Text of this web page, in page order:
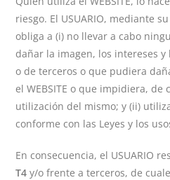
riesgo. El USUARIO, mediante su
obliga a (i) no llevar a cabo
dañar la imagen, los intereses y
o de terceros o que pudiera
el WEBSITE o que impidiera,
utilización del mismo; y (ii)
conforme con las Leyes y los
En consecuencia, el USUARIO
T4 y/o frente a terceros, de